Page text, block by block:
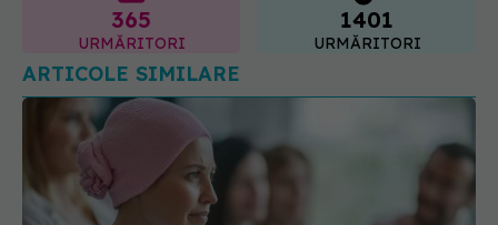
365
URMĂRITORI
1401
URMĂRITORI
ARTICOLE SIMILARE